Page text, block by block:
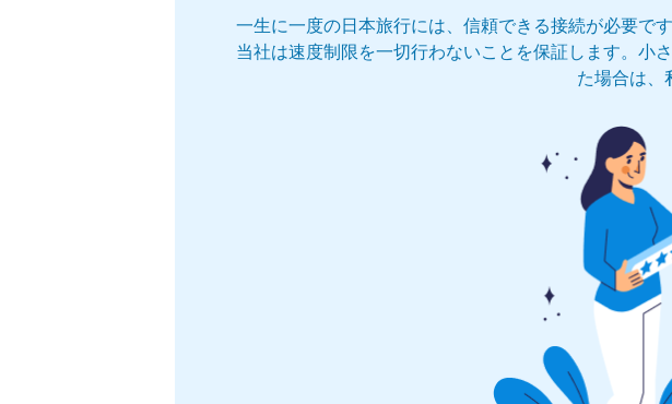
一生に一度の日本旅行には、信頼できる接続が必要で
当社は速度制限を一切行わないことを保証します。小
た場合は、